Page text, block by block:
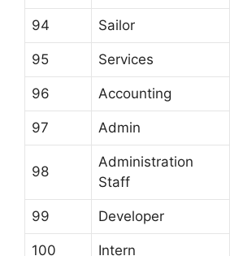
94 Sailor
95 Services
96 Accounting
97 Admin
98
Administration
Staff
99 Developer
100 Intern